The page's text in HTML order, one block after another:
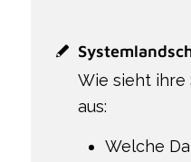
Wie sieht
aus:
Welche